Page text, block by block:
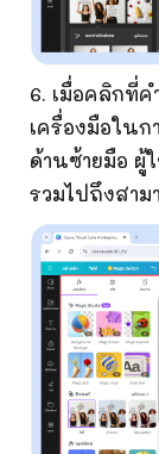
6. เมื่อคลิกที่ค
เครื่องมือใน
ด้านซ้ายมือ ผู้
รวมไปถึงสา